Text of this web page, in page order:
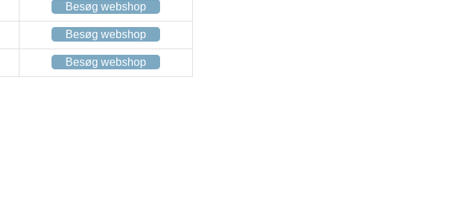
Besøg webshop
Besøg webshop
Besøg webshop